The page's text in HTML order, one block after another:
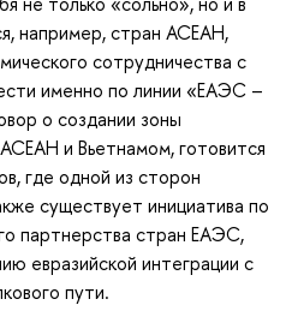
например, стран АСЕАН,
сотрудничества с
именно по линии «ЕАЭС –
о создании зоны
и Вьетнамом, готовится
где одной из сторон
существует инициатива по
партнерства стран ЕАЭС,
евразийской интеграции с
пути.